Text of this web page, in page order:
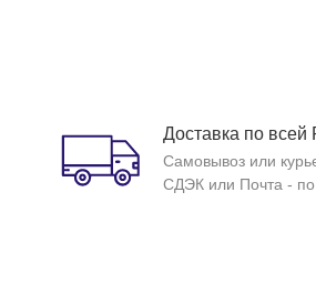
Доставка по всей
Самовывоз или
СДЭК или Почта - по